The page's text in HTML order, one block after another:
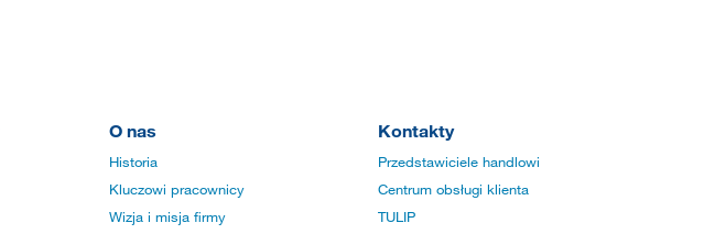
O nas
Historia
Kluczowi pracownicy
Wizja i misja firmy
Kontakty
Przedstawiciele handlowi
Centrum obsługi klienta
TULIP